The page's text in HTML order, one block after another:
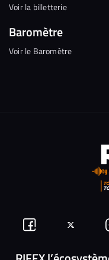
Voir la billetterie
Baromètre
Voir le Baromètre
Suivez-
nous
nous